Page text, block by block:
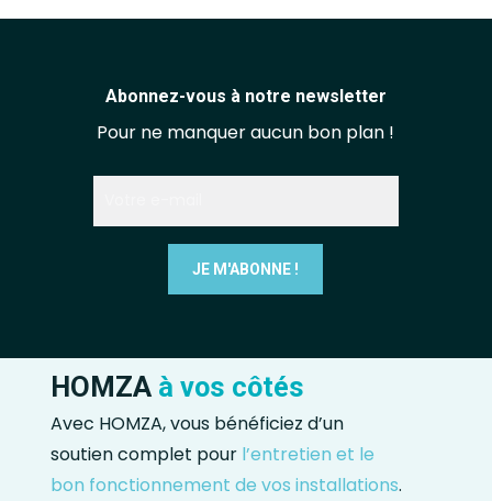
Abonnez-vous à notre newsletter
Pour ne manquer aucun bon plan !
HOMZA à vos côtés
Avec HOMZA, vous bénéficiez d’un
soutien complet pour l’entretien et le
bon fonctionnement de vos installations.